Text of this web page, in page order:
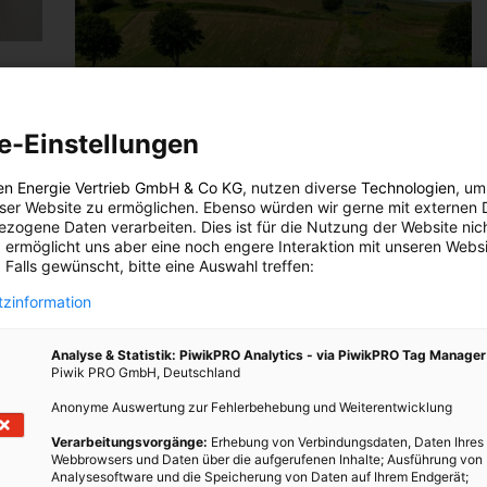
will,
dir
Heizen, Home Office & das Winterleben
6. DEZEMBER 2021 VONENERGIELEBEN REDAKTION
Die besten Tipps & Tricks fürs Leben, richtige Heizen
und Wohnen in der kalten Jahreszeit!
Einstellungen
Energie Vertrieb GmbH & Co KG, nutzen diverse Technologien,
Website zu ermöglichen. Ebenso würden wir gerne mit externen
Daten verarbeiten. Dies ist für die Nutzung der Website
ermöglicht uns aber eine noch engere Interaktion mit unseren
Falls gewünscht, bitte eine Auswahl treffen:
Analyse & Statistik: PiwikPRO Analytics - via PiwikPRO Tag Manager
Piwik PRO GmbH, Deutschland
Anonyme Auswertung zur Fehlerbehebung und Weiterentwicklung
Verarbeitungsvorgänge: Erhebung von Verbindungsdaten, Daten Ihres
Webbrowsers und Daten über die aufgerufenen Inhalte; Ausführung von
Analysesoftware und die Speicherung von Daten auf Ihrem Endgerät;